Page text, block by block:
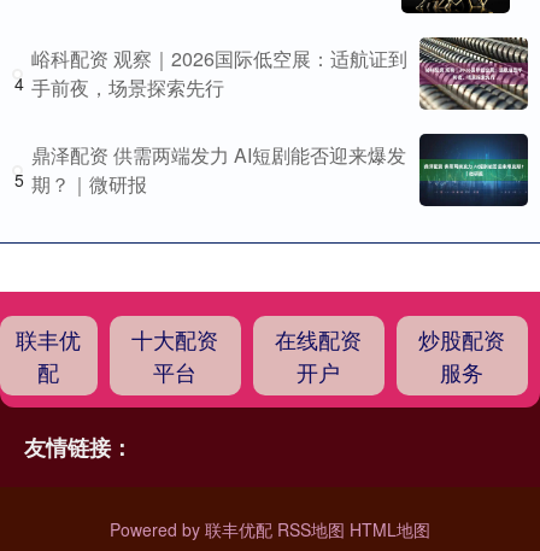
4
峪科配资 观察｜2026国际低空展：适航证到
手前夜，场景探索先行
5
鼎泽配资 供需两端发力 AI短剧能否迎来爆发
期？｜微研报
联丰优
配
十大配资
平台
在线配资
开户
炒股配资
服务
友情链接：
Powered by 联丰优配 RSS地图 HTML地图